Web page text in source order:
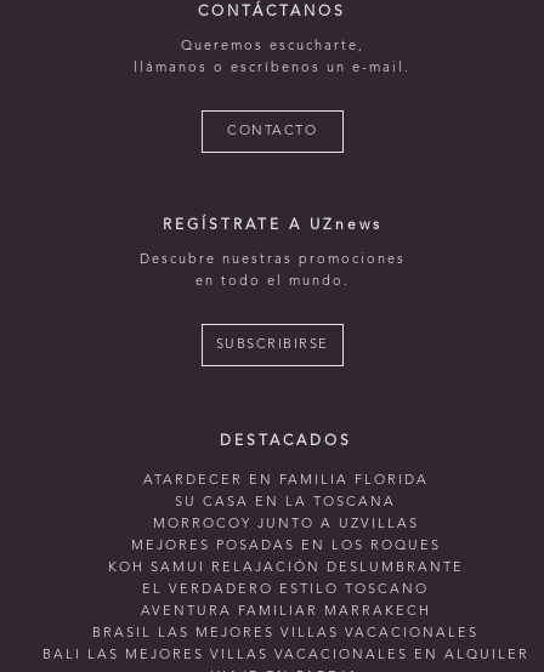
CONTÁCTANOS
Queremos escucharte,
llámanos o escríbenos un e-mail.
CONTACTO
REGÍSTRATE A UZnews
Descubre nuestras promociones
en todo el mundo.
SUBSCRIBIRSE
DESTACADOS
ATARDECER EN FAMILIA FLORIDA
SU CASA EN LA TOSCANA
MORROCOY JUNTO A UZVILLAS
MEJORES POSADAS EN LOS ROQUES
KOH SAMUI RELAJACIÓN DESLUMBRANTE
EL VERDADERO ESTILO TOSCANO
AVENTURA FAMILIAR MARRAKECH
BRASIL LAS MEJORES VILLAS VACACIONALES
BALI LAS MEJORES VILLAS VACACIONALES EN ALQUILER